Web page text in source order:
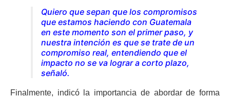
Quiero que sepan que los compromisos
que estamos haciendo con Guatemala
en este momento son el primer paso, y
nuestra intención es que se trate de un
compromiso real, entendiendo que el
impacto no se va lograr a corto plazo,
señaló.
Finalmente, indicó la importancia de abordar de forma